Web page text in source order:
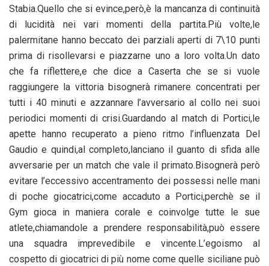
Stabia.Quello che si evince,però,è la mancanza di continuità
di lucidità nei vari momenti della partita.Più volte,le
palermitane hanno beccato dei parziali aperti di 7\10 punti
prima di risollevarsi e piazzarne uno a loro volta.Un dato
che fa riflettere,e che dice a Caserta che se si vuole
raggiungere la vittoria bisognerà rimanere concentrati per
tutti i 40 minuti e azzannare l’avversario al collo nei suoi
periodici momenti di crisi.Guardando al match di Portici,le
apette hanno recuperato a pieno ritmo l’influenzata Del
Gaudio e quindi,al completo,lanciano il guanto di sfida alle
avversarie per un match che vale il primato.Bisognerà però
evitare l’eccessivo accentramento dei possessi nelle mani
di poche giocatrici,come accaduto a Portici,perchè se il
Gym gioca in maniera corale e coinvolge tutte le sue
atlete,chiamandole a prendere responsabilità,può essere
una squadra imprevedibile e vincente.L’egoismo al
cospetto di giocatrici di più nome come quelle siciliane può